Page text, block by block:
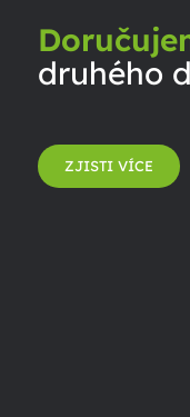
druhého
ZJISTI VÍCE